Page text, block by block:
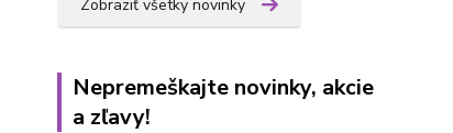
Zobraziť všetky novinky
Nepremeškajte novinky, akcie
a zľavy!